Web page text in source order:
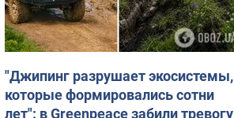
"Джипинг разрушает экосистемы,
которые формировались сотни
лет": в Greenpeace забили тревогу